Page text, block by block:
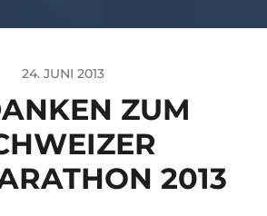
24. JUNI 2013
ZUM
2013